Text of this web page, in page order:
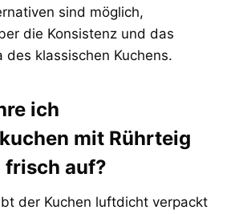
sind möglich,
die Konsistenz und das
des klassischen Kuchens.
ich
mit Rührteig
frisch auf?
der Kuchen luftdicht verpackt